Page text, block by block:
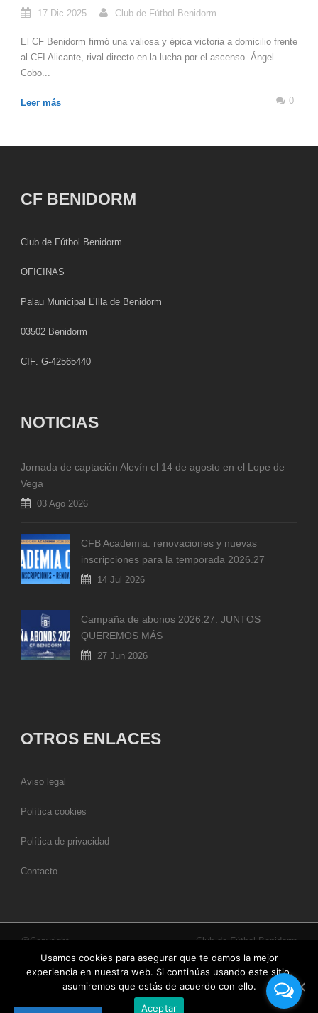
17 Dic 2025 Club de Fútbol Benidorm
El CF Benidorm firmó una valiosa y épica victoria a domicilio frente
al CFI Alicante, rival directo en la lucha por el ascenso. Ángel
Cobo...
Leer más 0
CF BENIDORM
Club de Fútbol Benidorm
OFICINAS
Palau Municipal L’Illa de Benidorm
03502 Benidorm
CIF: G-42565440
NOTICIAS
Jornada de captación Alevín el 14 de agosto en el Lope de
Vega
03 Ago 2026
CFB Academia: renovaciones y nuevas
inscripciones para la temporada 2026.27
14 Jul 2026
Campaña de abonos 2026.27: JUNTOS
QUEREMOS MÁS
27 Jun 2026
OTROS ENLACES
Aviso legal
Política cookies
Política de privacidad
Contacto
@Copyright Club de Fútbol Benidorm
Usamos cookies para asegurar que te damos la mejor
experiencia en nuestra web. Si continúas usando este sitio,
asumiremos que estás de acuerdo con ello.
Aceptar